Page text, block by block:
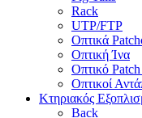
Rack
UTP/FTP
Οπτικά
Οπτική Ίνα
Οπτικό
Οπτικοί
Κτηριακός
Back